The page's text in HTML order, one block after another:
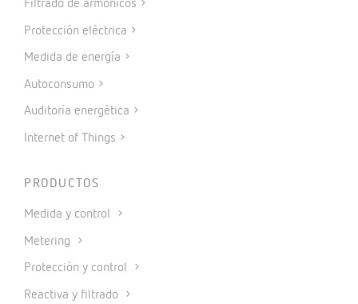
Filtrado de armónicos
Protección eléctrica
Medida de energía
Autoconsumo
Auditoría energética
Internet of Things
PRODUCTOS
Medida y control
Metering
Protección y control
Reactiva y filtrado